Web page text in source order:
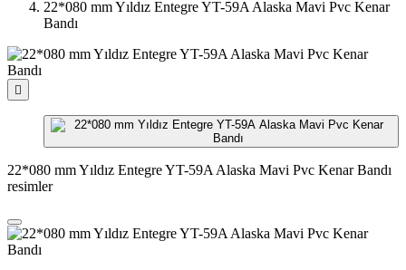
22*080 mm Yıldız Entegre YT-59A Alaska Mavi Pvc Kenar
Bandı

22*080 mm Yıldız Entegre YT-59A Alaska Mavi Pvc Kenar Bandı
resimler